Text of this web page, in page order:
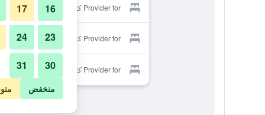
Provider for كاندي هاوس
Provider for كاندي هاوس
Provider for كاندي هاوس
16
17
23
24
30
31
منخفض